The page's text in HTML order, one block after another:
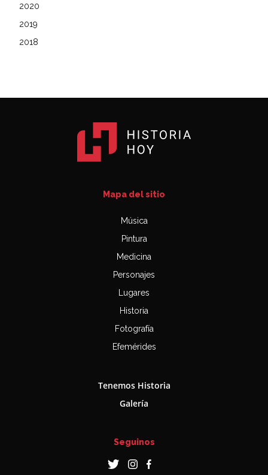
2020
2019
2018
Mapa del sitio
Música
Pintura
Medicina
Personajes
Lugares
Historia
Fotografía
Efemérides
Tenemos Historia
Galería
Seguinos